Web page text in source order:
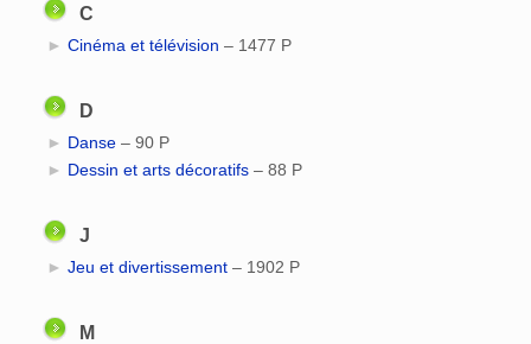
C
► Cinéma et télévision – 1477 P
D
► Danse‎ – 90 P
► Dessin et arts décoratifs‎ – 88 P
J
► Jeu et divertissement‎ – 1902 P
M